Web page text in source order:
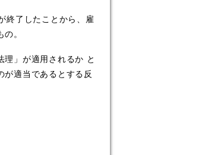
終了したことから、雇
。
」が適用されるか と
が適当であるとする反